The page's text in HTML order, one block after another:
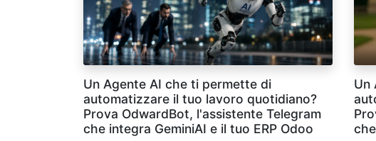
Un Agente AI che ti permette di
automatizzare il tuo lavoro quotidiano?
Prova OdwardBot, l'assistente Telegram
che integra GeminiAI e il tuo ERP Odoo
Un